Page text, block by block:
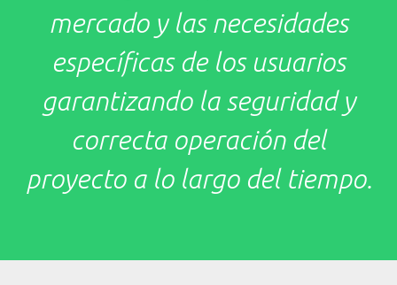
mercado y las necesidades
específicas de los usuarios
garantizando la seguridad y
correcta operación del
proyecto a lo largo del tiempo.